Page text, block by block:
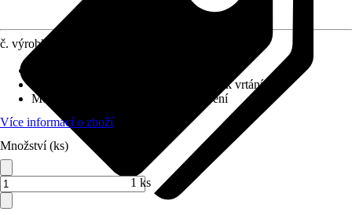
č. výrobku
Montážní materiál k vrtání
Možnost upevnění
Šroubování, Lepení
Více informací o zboží
Množství (ks)
1 ks